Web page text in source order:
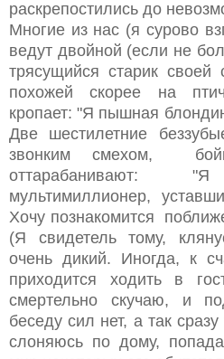
раскрепостились до
Многие из нас (я сурово
ведут двойной (если не
трясущийся старик
похожей скорее на
кропает: "Я пышная
Две шестилетние
звонким смехом,
оттарабанивают: "Я
мультимиллионер,
Хочу познакомится
(Я свидетель тому,
очень дикий. Иногда, к
приходится ходить в
смертельно скучаю, и
беседу сил нет, а так
слоняюсь по дому,